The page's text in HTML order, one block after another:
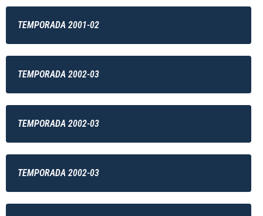
TEMPORADA 2001-02
TEMPORADA 2002-03
TEMPORADA 2002-03
TEMPORADA 2002-03